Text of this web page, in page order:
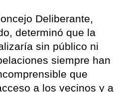
Deliberante,
determinó que la
sin público ni
siempre han
que
a los vecinos y a